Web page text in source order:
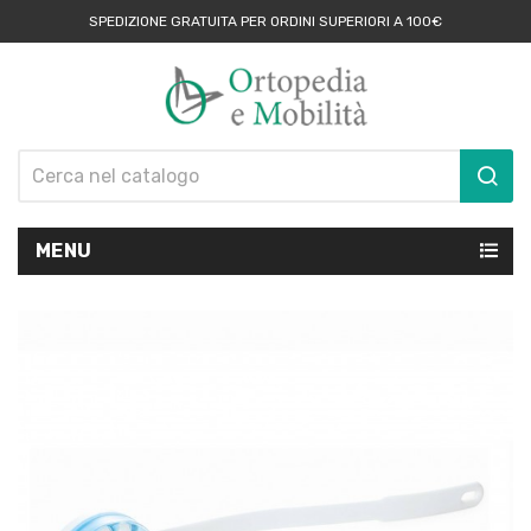
SPEDIZIONE GRATUITA PER ORDINI SUPERIORI A 100€
MENU